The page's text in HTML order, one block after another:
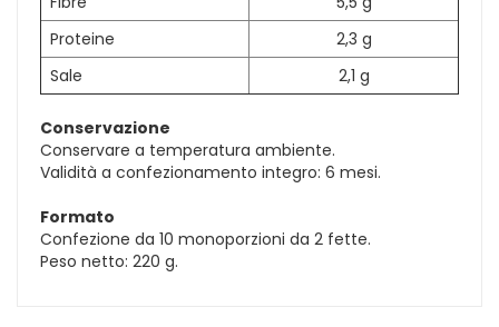
Proteine
2,3 g
Sale
2,1 g
Conservazione
Conservare a temperatura ambiente.
Validità a confezionamento integro: 6 mesi.
Formato
Confezione da 10 monoporzioni da 2 fette.
Peso netto: 220 g.